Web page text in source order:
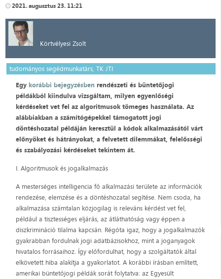
2021. augusztus 23. 11:21
Körtvélyesi Zsolt
tudományos segédmunkatárs, TK JTI
Egy korábbi bejegyzésben rendészeti és büntetőjogi
példákból kiindulva vizsgáltam, milyen egyenlőségi
kérdéseket vet fel az algoritmusok tömeges használata. Az
alábbiakban a számítógépekkel támogatott jogi
döntéshozatal példáján keresztül a kódok alkalmazásától várt
előnyöket és hátrányokat, a felvetett dilemmákat, felelősségi
és szabályozási kérdéseket tekintem át.
I. Algoritmusok és jogalkalmazás
A mesterséges intelligencia fő alkalmazási területe az információk
rendezése, elemzése és a döntéshozatal segítése. Nem csoda, ha
alkalmazása számtalan közjogilag is releváns kérdést vet fel,
például a tisztességes eljárás, az átláthatóság vagy éppen a
diszkrimináció tilalma kapcsán. Régóta igaz, hogy a jogalkalmazók
gyakrabban fordulnak jogi adatbázisokhoz, mint a joganyagok
hivatalos forrásaihoz. Így előfordulhat, hogy a szolgáltatók által
elkövetett hiba alakítja a gyakorlatot. A korábbi írásban említett,
amerikai büntetőjogi példák sorát folytatva: az Egyesült